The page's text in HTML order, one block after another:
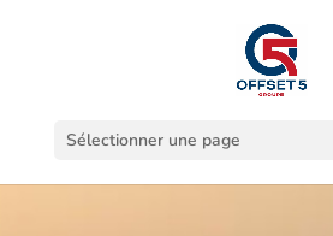
Sélectionner une page